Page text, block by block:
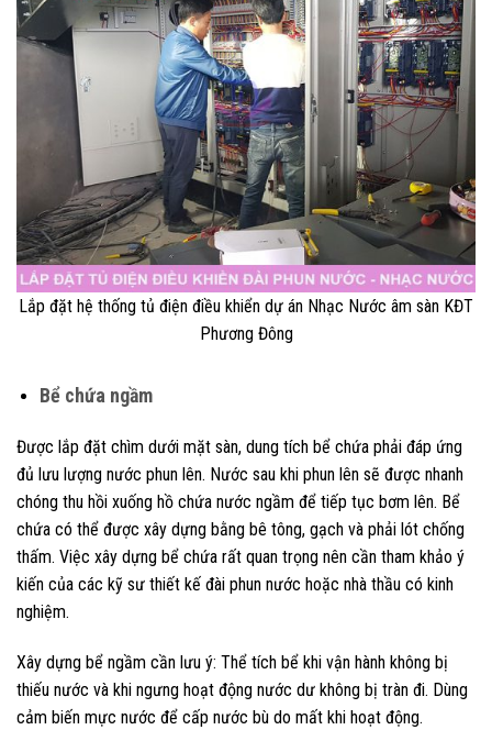
Lắp đặt hệ thống tủ điện điều khiển dự án Nhạc Nước âm sàn KĐT
Phương Đông
Bể chứa ngầm
Được lắp đặt chìm dưới mặt sàn, dung tích bể chứa phải đáp ứng
đủ lưu lượng nước phun lên. Nước sau khi phun lên sẽ được nhanh
chóng thu hồi xuống hồ chứa nước ngầm để tiếp tục bơm lên. Bể
chứa có thể được xây dựng bằng bê tông, gạch và phải lót chống
thấm. Việc xây dựng bể chứa rất quan trọng nên cần tham khảo ý
kiến của các kỹ sư thiết kế đài phun nước hoặc nhà thầu có kinh
nghiệm.
Xây dựng bể ngầm cần lưu ý: Thể tích bể khi vận hành không bị
thiếu nước và khi ngưng hoạt động nước dư không bị tràn đi. Dùng
cảm biến mực nước để cấp nước bù do mất khi hoạt động.